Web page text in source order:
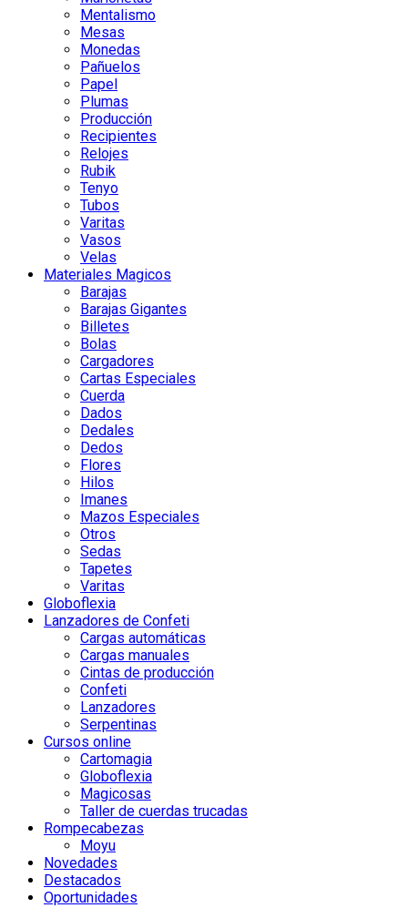
Mentalismo
Mesas
Monedas
Pañuelos
Papel
Plumas
Producción
Recipientes
Relojes
Rubik
Tenyo
Tubos
Varitas
Vasos
Velas
Materiales Magicos
Barajas
Barajas Gigantes
Billetes
Bolas
Cargadores
Cartas Especiales
Cuerda
Dados
Dedales
Dedos
Flores
Hilos
Imanes
Mazos Especiales
Otros
Sedas
Tapetes
Varitas
Globoflexia
Lanzadores de Confeti
Cargas automáticas
Cargas manuales
Cintas de producción
Confeti
Lanzadores
Serpentinas
Cursos online
Cartomagia
Globoflexia
Magicosas
Taller de cuerdas trucadas
Rompecabezas
Moyu
Novedades
Destacados
Oportunidades